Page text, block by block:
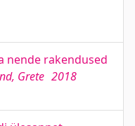
nende rakendused
Grete 2018